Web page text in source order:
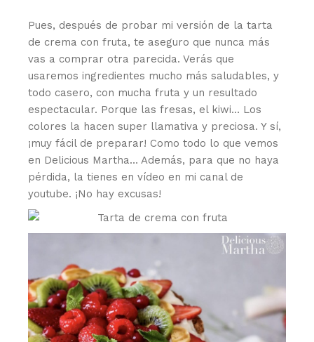
Pues, después de probar mi versión de la tarta
de crema con fruta, te aseguro que nunca más
vas a comprar otra parecida. Verás que
usaremos ingredientes mucho más saludables, y
todo casero, con mucha fruta y un resultado
espectacular. Porque las fresas, el kiwi… Los
colores la hacen super llamativa y preciosa. Y sí,
¡muy fácil de preparar! Como todo lo que vemos
en Delicious Martha… Además, para que no haya
pérdida, la tienes en vídeo en mi canal de
youtube. ¡No hay excusas!